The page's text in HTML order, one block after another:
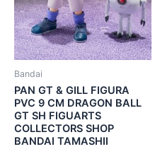
Bandai
PAN GT & GILL FIGURA
PVC 9 CM DRAGON BALL
GT SH FIGUARTS
COLLECTORS SHOP
BANDAI TAMASHII